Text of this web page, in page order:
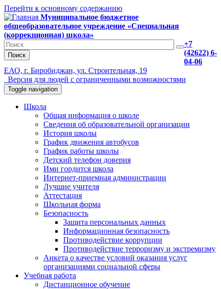
Перейти к основному содержанию
Муниципальное бюджетное
общеобразовательное учреждение «Специальная
(коррекционная) школа»
Поиск
+7
(42622) 6-
04-06
ЕАО, г. Биробиджан, ул. Строительная, 19
Версия для людей с ограниченными возможностями
Toggle navigation
Школа
Общая информация о школе
Сведения об образовательной организации
История школы
График движения автобусов
График работы школы
Детский телефон доверия
Ими гордится школа
Интернет-приемная администрации
Лучшие учителя
Аттестация
Школьная форма
Безопасность
Защита персональных данных
Информационная безопасность
Противодействие коррупции
Противодействие терроризму и экстремизму
Анкета о качестве условий оказания услуг
организациями социальной сферы
Учебная работа
Дистанционное обучение